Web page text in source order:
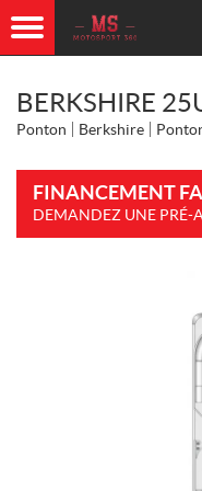
BERKSHIRE
Ponton Berkshire
FINANCEMENT
DEMANDEZ UNE PRÉ-